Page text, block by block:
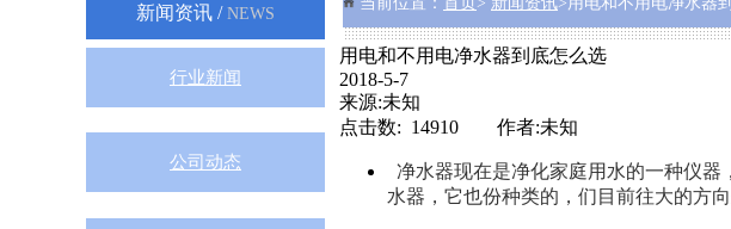
新闻资讯 / NEWS
行业新闻
公司动态
用电和不用电净水器到底怎么选
2018-5-7
来源:未知
点击数: 14910 作者:未知
净水器现在是净化家庭用水的一种仪
水器，它也份种类的，们目前往大的方